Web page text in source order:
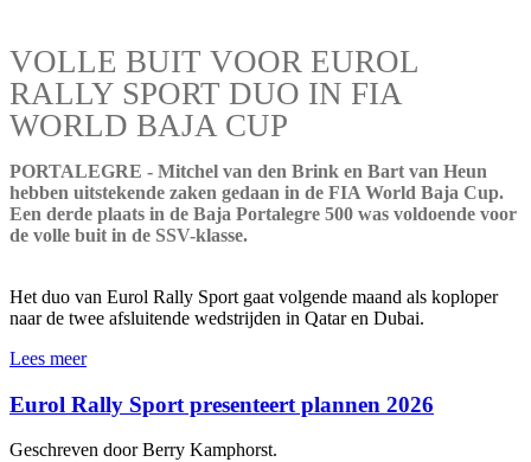
VOLLE BUIT VOOR EUROL
RALLY SPORT DUO IN FIA
WORLD BAJA CUP
PORTALEGRE - Mitchel van den Brink en Bart van Heun
hebben uitstekende zaken gedaan in de FIA World Baja Cup.
Een derde plaats in de Baja Portalegre 500 was voldoende voor
de volle buit in de SSV-klasse.
Het duo van Eurol Rally Sport gaat volgende maand als koploper
naar de twee afsluitende wedstrijden in Qatar en Dubai.
Lees meer
Eurol Rally Sport presenteert plannen 2026
Geschreven door Berry Kamphorst.